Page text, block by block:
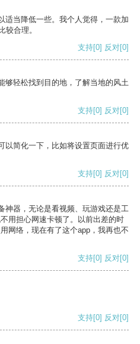
适当降低一些。我个人觉得，一款加
较合理。
支持[0] 反对[0]
够轻松找到目的地，了解当地的风土
支持[0] 反对[0]
以简化一下，比如将设置页面进行优
支持[0] 反对[0]
神器，无论是看视频、玩游戏还是工
用担心网速卡顿了。以前出差的时
网络，现在有了这个app，我再也不
支持[0] 反对[0]
支持[0] 反对[0]